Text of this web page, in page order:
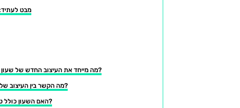
מבט
מה מייחד את העיצוב החדש של שעון אומגה פלנט אושן?
מה הקשר בין העיצוב של השעון לאוקיינוס?
האם השעון כולל טכנולוגיות ירוקות?